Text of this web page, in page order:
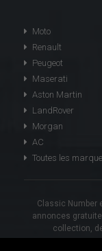
Moto
Renault
Peugeot
Maserati
Aston Martin
LandRover
Morgan
AC
Toutes les
Classic Number
annonces
collection,